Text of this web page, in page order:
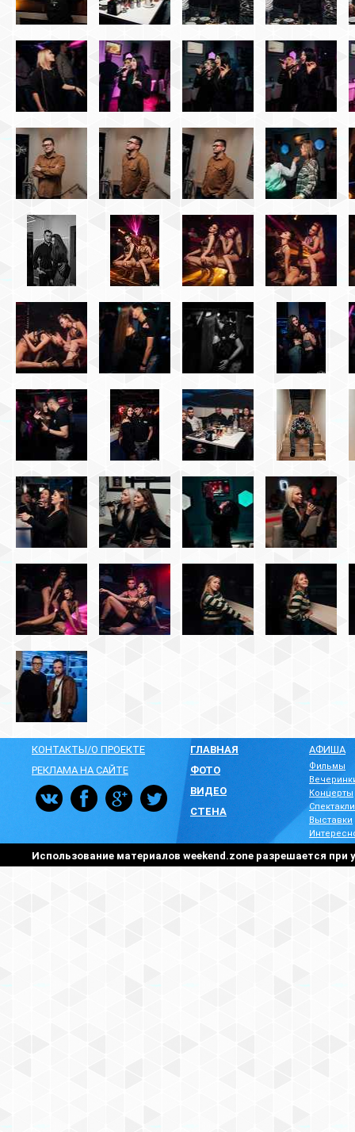
КОНТАКТЫ/О ПРОЕКТЕ
РЕКЛАМА НА САЙТЕ
ГЛАВНАЯ
ФОТО
ВИДЕО
СТЕНА
АФИША
Фильмы
Концерты
Спектакли
Выставки
Использование материалов weekend.zone разрешается